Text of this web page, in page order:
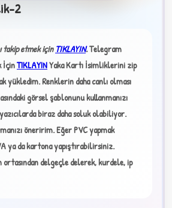
2
takip etmek içinTIKLAYIN.Telegram
İçinTIKLAYINYaka Kartı İsimliklerini zip
yükledim. Renklerin daha canlı olması
görsel şablonunu kullanmanızı
biraz daha soluk olabiliyor.
öneririm. Eğer PVC yapmak
ya dakartona yapıştırabilirsiniz.
ortasından delgeçle delerek, kurdele, ip